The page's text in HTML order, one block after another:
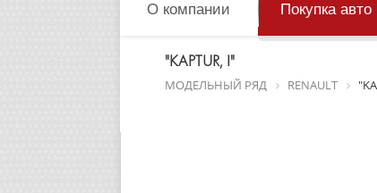
О компании Покупка авто
"KAPTUR, I"
МОДЕЛЬНЫЙ РЯД RENAULT